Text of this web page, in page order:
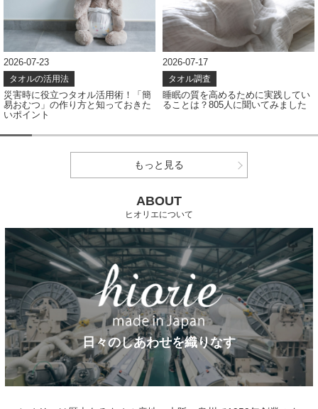
2026-07-23
タオルの活用法
災害時に役立つタオル活用術！「簡
易おむつ」の作り方と知っておきた
いポイント
2026-07-17
タオル調査
睡眠の質を高めるために実践してい
ることは？805人に聞いてみました
もっと見る
ABOUT
ヒオリエについて
日々のしあわせを織りなす